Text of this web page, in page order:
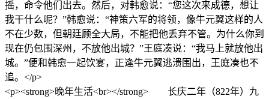
摇，命令他们出去。然后，对韩愈说：“您这次来成德，想让
我干什么呢？”韩愈说：“神策六军的将领，像牛元翼这样的人
不在少数，但朝廷顾全大局，不能把他丢弃不管。为什么你到
现在仍包围深州，不放他出城？”王庭凑说：“我马上就放他出
城。”便和韩愈一起饮宴，正逢牛元翼逃溃围出，王庭凑也不
追。</p>
<p><strong>晚年生活<br></strong> 长庆二年（822年）九